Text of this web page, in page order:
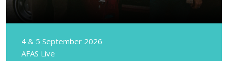
4 & 5 September 2026
AFAS Live